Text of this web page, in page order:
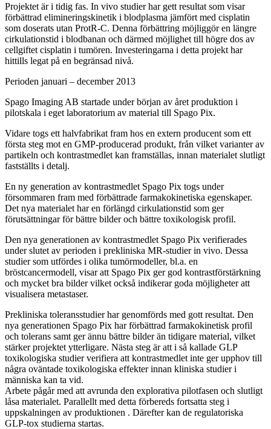
Projektet är i tidig fas. In vivo studier har gett resultat som visar
förbättrad elimineringskinetik i blodplasma jämfört med cisplatin
som doserats utan ProtR-C. Denna förbättring möjliggör en längre
cirkulationstid i blodbanan och därmed möjlighet till högre dos av
cellgiftet cisplatin i tumören. Investeringarna i detta projekt har
hittills legat på en begränsad nivå.
Perioden januari – december 2013
Spago Imaging AB startade under början av året produktion i
pilotskala i eget laboratorium av material till Spago Pix.
Vidare togs ett halvfabrikat fram hos en extern producent som ett
första steg mot en GMP-producerad produkt, från vilket varianter av
partikeln och kontrastmedlet kan framställas, innan materialet slutligt
fastställts i detalj.
En ny generation av kontrastmedlet Spago Pix togs under
försommaren fram med förbättrade farmakokinetiska egenskaper.
Det nya materialet har en förlängd cirkulationstid som ger
förutsättningar för bättre bilder och bättre toxikologisk profil.
Den nya generationen av kontrastmedlet Spago Pix verifierades
under slutet av perioden i prekliniska MR-studier in vivo. Dessa
studier som utfördes i olika tumörmodeller, bl.a. en
bröstcancermodell, visar att Spago Pix ger god kontrastförstärkning
och mycket bra bilder vilket också indikerar goda möjligheter att
visualisera metastaser.
Prekliniska toleransstudier har genomförds med gott resultat. Den
nya generationen Spago Pix har förbättrad farmakokinetisk profil
och tolerans samt ger ännu bättre bilder än tidigare material, vilket
stärker projektet ytterligare. Nästa steg är att i så kallade GLP
toxikologiska studier verifiera att kontrastmedlet inte ger upphov till
några oväntade toxikologiska effekter innan kliniska studier i
människa kan ta vid.
Arbete pågår med att avrunda den explorativa pilotfasen och slutligt
låsa materialet. Parallellt med detta förbereds fortsatta steg i
uppskalningen av produktionen . Därefter kan de regulatoriska
GLP-tox studierna startas.